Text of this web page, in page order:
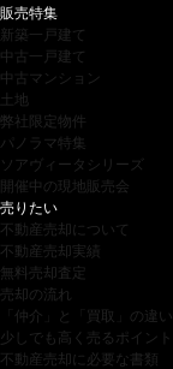
販売特集
新築一戸建て
中古一戸建て
中古マンション
土地
弊社限定物件
パノラマ特集
ソアヴィータシリーズ
開催中の現地販売会
売りたい
不動産売却について
不動産売却実績
無料売却査定
売却の流れ
「仲介」と「買取」の違い
少しでも高く売るポイント
不動産売却に必要な書類